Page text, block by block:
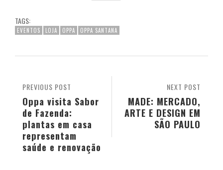
TAGS:
EVENTOS LOJA OPPA OPPA SANTANA
NEXT POST
MADE: MERCADO,
ARTE E DESIGN EM
SÃO PAULO
PREVIOUS POST
Oppa visita Sabor
de Fazenda:
plantas em casa
representam
saúde e renovação